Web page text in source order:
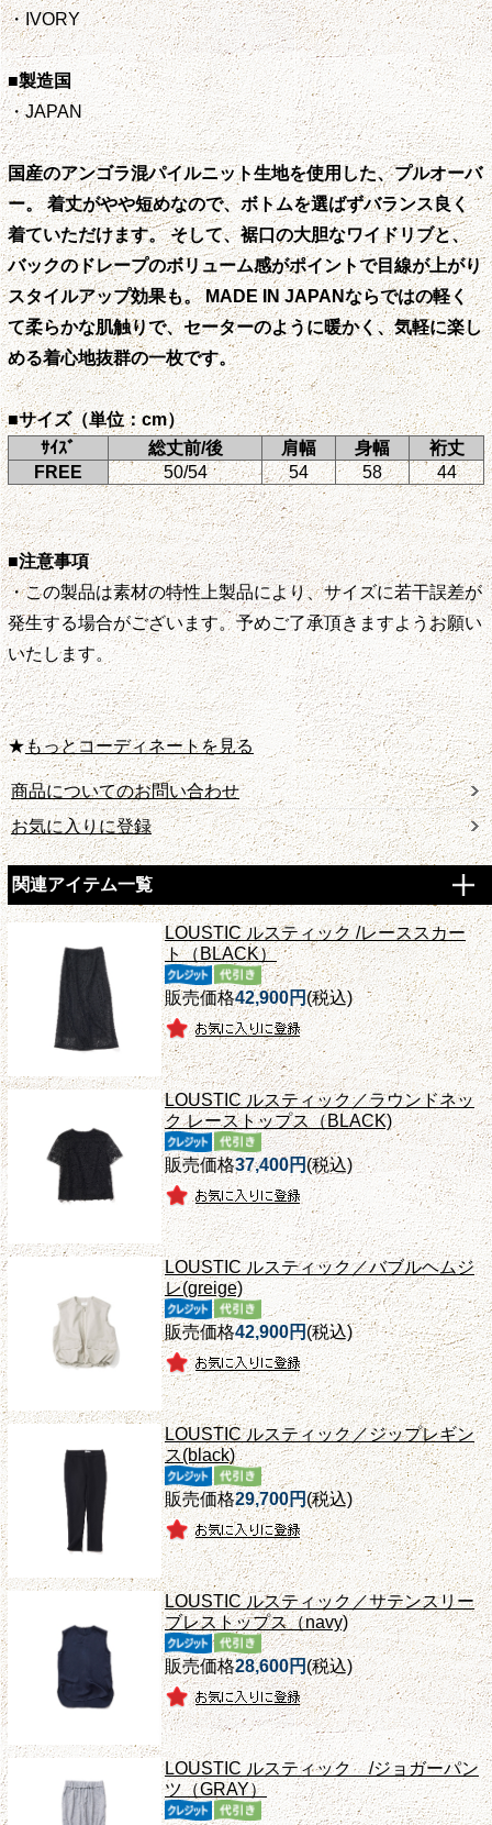
・IVORY
■製造国
・JAPAN
国産のアンゴラ混パイルニット生地を使用した、プルオーバ
ー。 着丈がやや短めなので、ボトムを選ばずバランス良く
着ていただけます。 そして、裾口の大胆なワイドリブと、
バックのドレープのボリューム感がポイントで目線が上がり
スタイルアップ効果も。 MADE IN JAPANならではの軽く
て柔らかな肌触りで、セーターのように暖かく、気軽に楽し
める着心地抜群の一枚です。
■サイズ（単位：cm）
ｻｲｽﾞ
総丈前/後 肩幅 身幅
裄丈
FREE
50/54 54 58 44
■注意事項
・この製品は素材の特性上製品により、サイズに若干誤差が
発生する場合がございます。予めご了承頂きますようお願い
いたします。
★もっとコーディネートを見る
商品についてのお問い合わせ
お気に入りに登録
関連アイテム一覧
LOUSTIC ルスティック /レーススカー
ト（BLACK）
販売価格42,900円(税込)
LOUSTIC ルスティック／ラウンドネッ
ク レーストップス（BLACK)
販売価格37,400円(税込)
LOUSTIC ルスティック／バブルヘムジ
レ(greige)
販売価格42,900円(税込)
LOUSTIC ルスティック／ジップレギン
ス(black)
販売価格29,700円(税込)
LOUSTIC ルスティック／サテンスリー
ブレストップス（navy)
販売価格28,600円(税込)
LOUSTIC ルスティック /ジョガーパン
ツ（GRAY）